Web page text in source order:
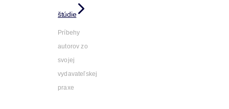
štúdie
Príbehy
autorov zo
svojej
vydavateľskej
praxe